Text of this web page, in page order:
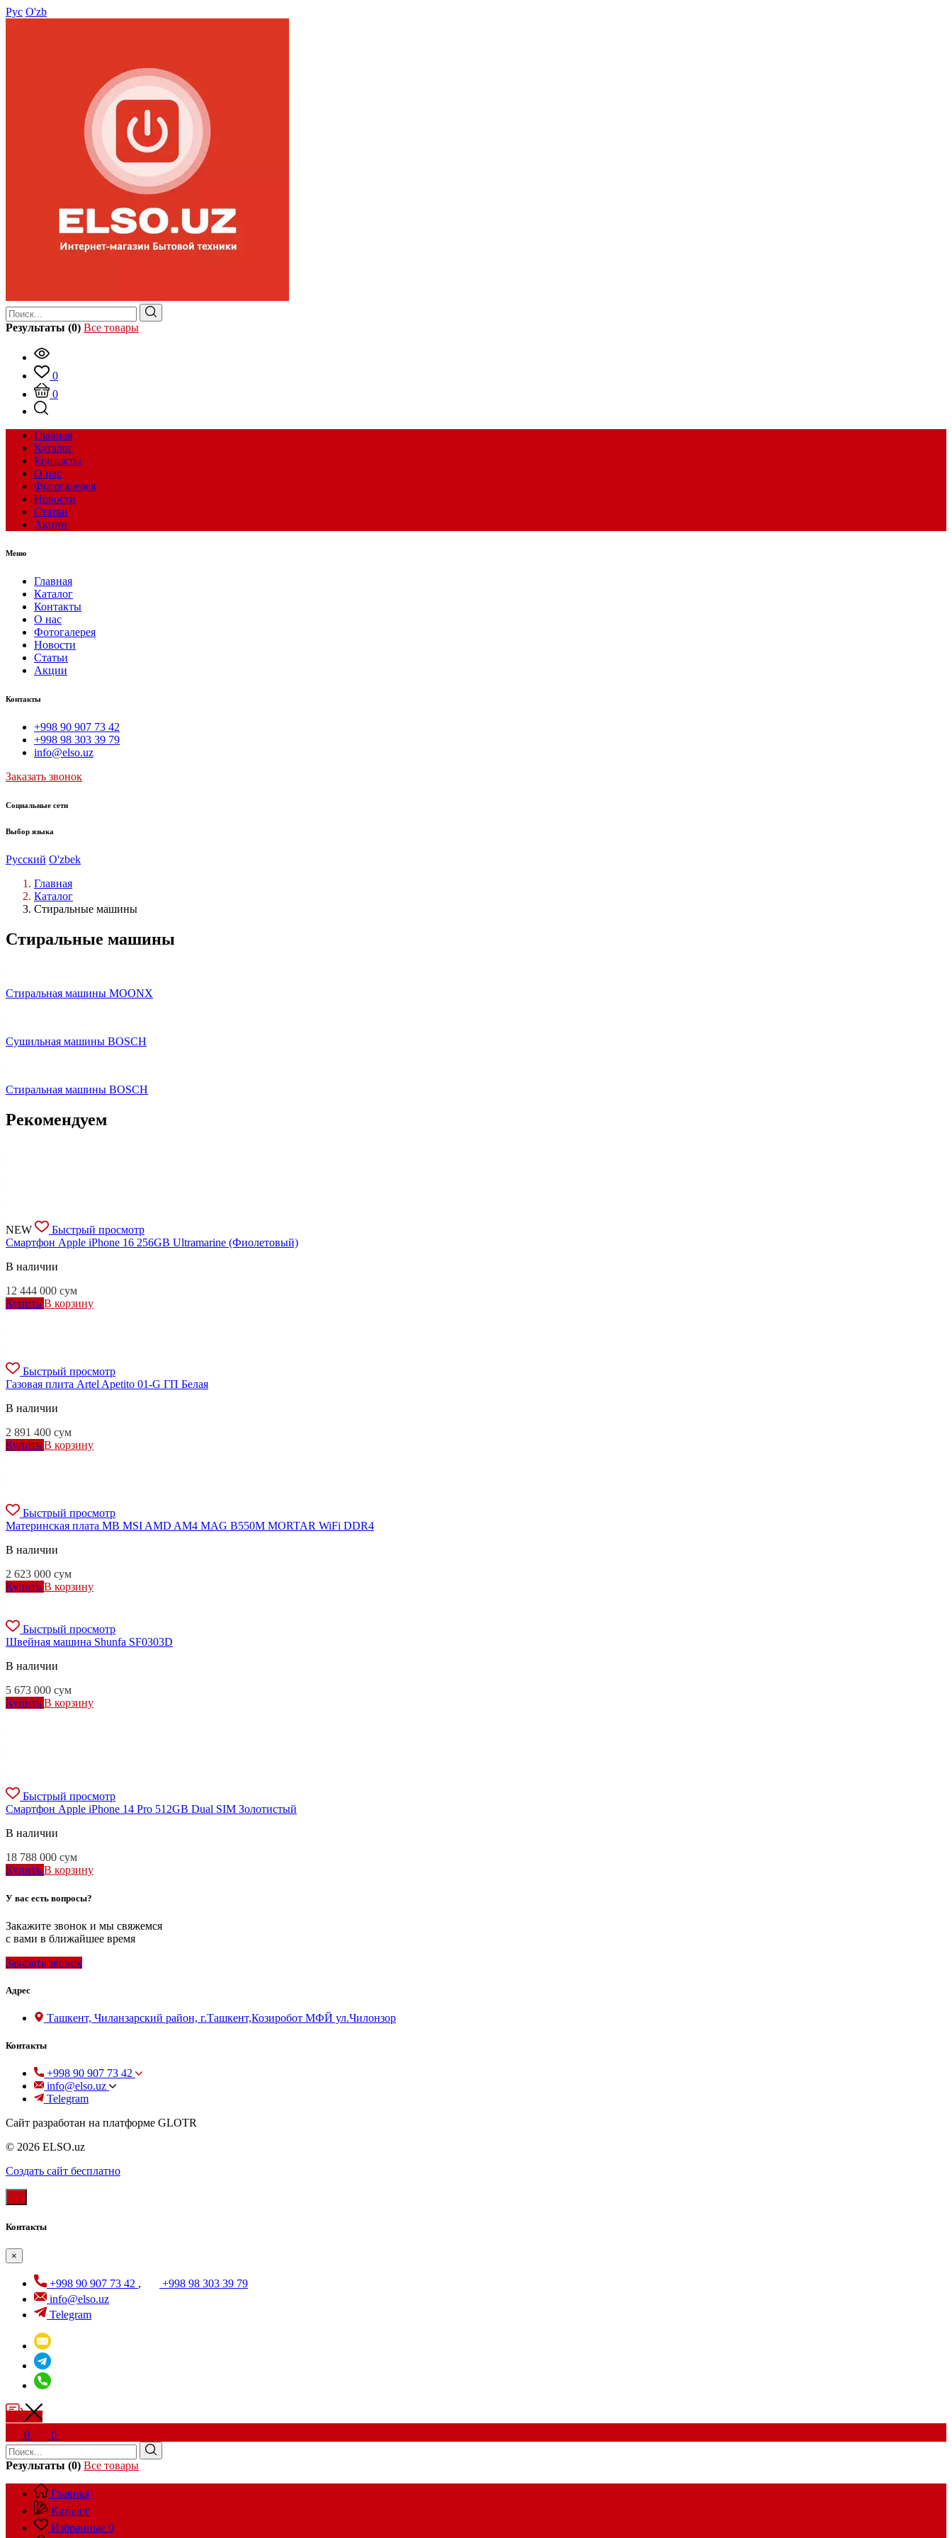
Рус O'zb
Результаты (0) Все товары
0
0
Главная
Каталог
Контакты
О нас
Фотогалерея
Новости
Статьи
Акции
Меню
Главная
Каталог
Контакты
О нас
Фотогалерея
Новости
Статьи
Акции
Контакты
+998 90 907 73 42
+998 98 303 39 79
info@elso.uz
Заказать звонок
Социальные сети
Выбор языка
Русский O'zbek
Главная
Каталог
Стиральные машины
Стиральные машины
Стиральная машины MOONX
Сушильная машины BOSCH
Стиральная машины BOSCH
Рекомендуем
NEW
Быстрый просмотр
Смартфон Apple iPhone 16 256GB Ultramarine (Фиолетовый)
В наличии
12 444 000 сум
Купить В корзину
Быстрый просмотр
Газовая плита Artel Apetito 01-G ГП Белая
В наличии
2 891 400 сум
Купить В корзину
Быстрый просмотр
Материнская плата MB MSI AMD AM4 MAG B550M MORTAR WiFi DDR4
В наличии
2 623 000 сум
Купить В корзину
Быстрый просмотр
Швейная машина Shunfa SF0303D
В наличии
5 673 000 сум
Купить В корзину
Быстрый просмотр
Смартфон Apple iPhone 14 Pro 512GB Dual SIM Золотистый
В наличии
18 788 000 сум
Купить В корзину
У вас есть вопросы?
Закажите звонок и мы свяжемся
с вами в ближайшее время
Заказать звонок
Адрес
Ташкент, Чиланзарский район, г.Ташкент,Козиробот МФЙ ул.Чилонзор
Контакты
+998 90 907 73 42
info@elso.uz
Telegram
Сайт разработан на платформе GLOTR
© 2026 ELSO.uz
Создать cайт бесплатно
Контакты
×
+998 90 907 73 42 ,
+998 98 303 39 79
info@elso.uz
Telegram
0 0
Результаты (0) Все товары
Главная
Каталог
Избранные 0